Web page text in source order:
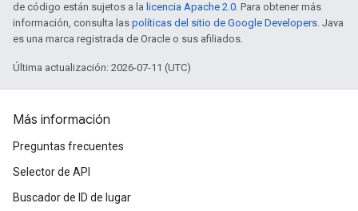
de código están sujetos a la licencia Apache 2.0. Para obtener más
información, consulta las políticas del sitio de Google Developers. Java
es una marca registrada de Oracle o sus afiliados.
Última actualización: 2026-07-11 (UTC)
Más información
Preguntas frecuentes
Selector de API
Buscador de ID de lugar